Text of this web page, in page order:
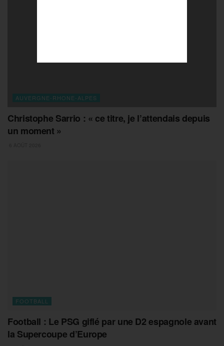
AUVERGNE-RHONE-ALPES
Christophe Sarrio : « ce titre, je l’attendais depuis
un moment »
FOOTBALL
Football : Le PSG giflé par une D2 espagnole avant
la Supercoupe d’Europe